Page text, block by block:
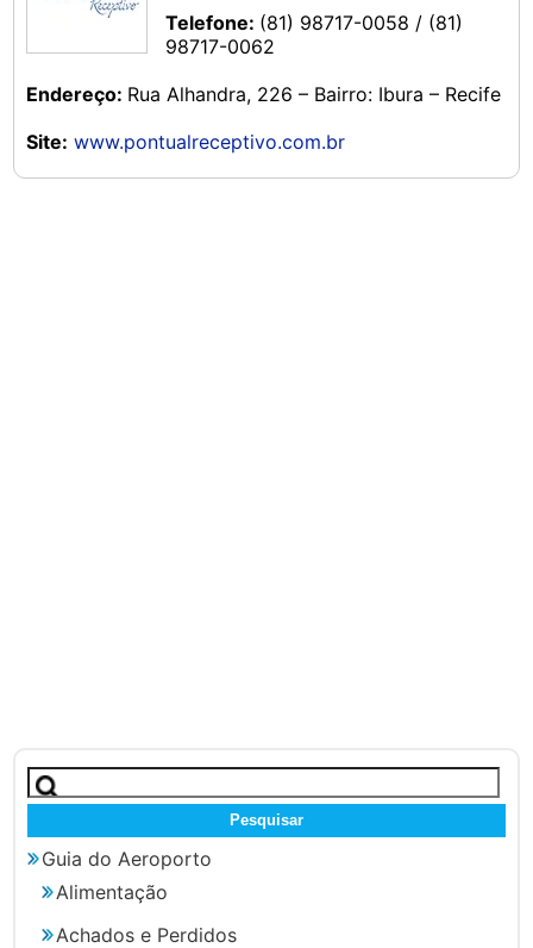
Telefone: (81) 98717-0058 / (81)
98717-0062
Endereço: Rua Alhandra, 226 – Bairro: Ibura – Recife
Site: www.pontualreceptivo.com.br
Pesquisar
por:
Guia do Aeroporto
Alimentação
Achados e Perdidos